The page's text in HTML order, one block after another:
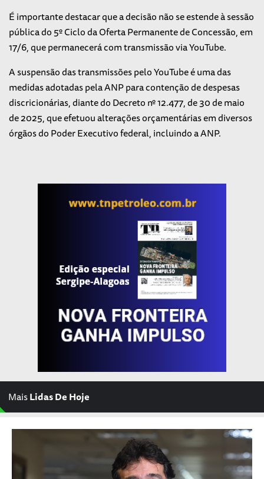
É importante destacar que a decisão não se estende à sessão
pública do 5º Ciclo da Oferta Permanente de Concessão, em
17/6, que permanecerá com transmissão via YouTube.
A suspensão das transmissões pelo YouTube é uma das
medidas adotadas pela ANP para contenção de despesas
discricionárias, diante do Decreto nº 12.477, de 30 de maio
de 2025, que efetuou alterações orçamentárias em diversos
órgãos do Poder Executivo federal, incluindo a ANP.
MaisLidas De Hoje